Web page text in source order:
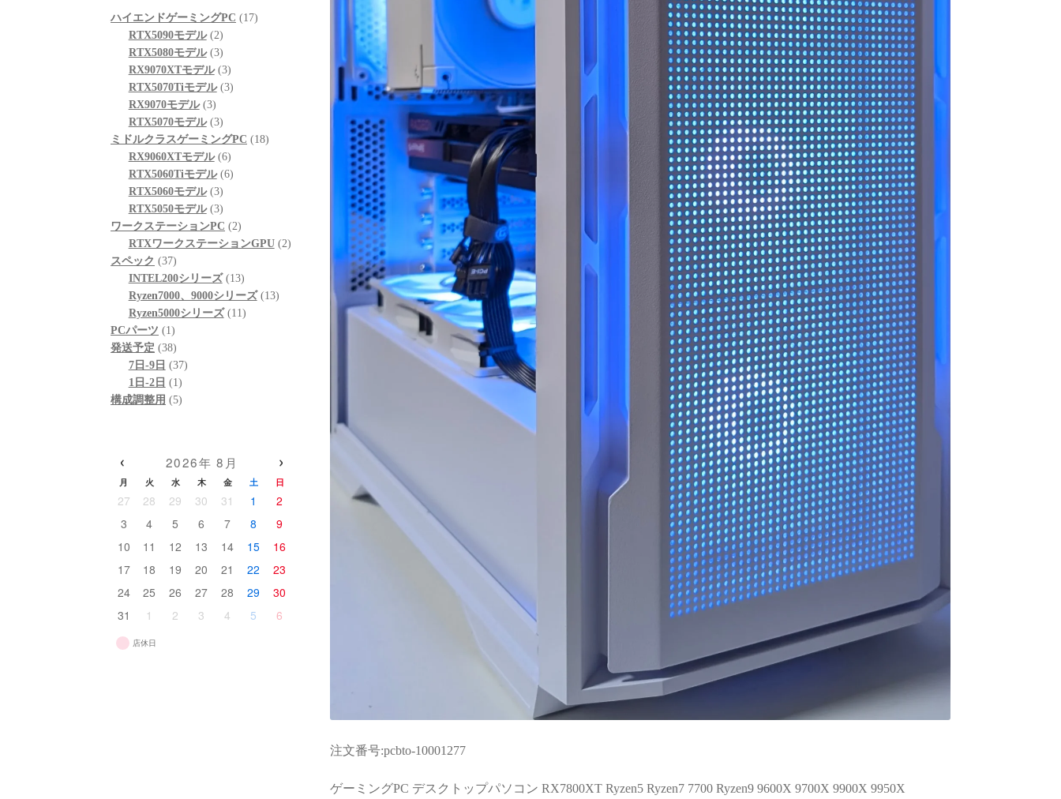
注文番号:pcbto-10001277
ゲーミングPC デスクトップパソコン RX7800XT Ryzen5 Ryzen7 7700 Ryzen9 9600X 9700X 9900X 9950X
プとして入りそうです。
がる思いで相談したところ
「何か異常が見られた際
は、まずは当店に相談くだ
さい」と仰っていただき、
そのプロ意識の高さと責任
感に深く感動しました！
修理の発送から手元に戻る
まで、わずか1週間という神
速対応でした。
症状や再現性、原因の特定
次第によるとは思います
が、修理の過程で判明した
二次的な不具合があったに
も関わらず圧倒的なスピー
ド感で連休に間に合わせて
いただいたことに感謝しか
ありません。
(こちらから急いで欲しいと
依頼したわけではなかった
のですが、顧客の心境を察
した対応力、そのホスピタ
リティの高さにも感動)
こそ「売って終わり」では
なく、トラブルで困った時
に本気で寄り添ってくれて
信頼できるお店で買うべき
だと改めて痛感しました。
確かな技術力と顧客に寄り
添った姿勢は、まさにプロ
そのものです。
(購入時の構成相談の段階か
と知識量には脱帽するばか
く的確なアドバイスをいた
だけて非常に助かりまし
た！
(良い意味で変態と言うアレ
ること、症状が出ている
10Gbps対応ポートがAMD
CPU側のUSBコントローラ
ーに接続されている可能性
があることなど、マザーボ
ードの仕様やUSBコントロ
ーラーの違いまで踏み込ん
で説明していただきまし
また、外付けHDDケース側
の仕様やメーカー見解、
USB規格の違い、5Gbpsと
10Gbpsの帯域差、HDDの実
効速度、ケーブル品質や相
性の可能性まで、非常に専
門的かつ分かりやすく整理
していただきました。結果
として、PC本体の故障では
なく、特定の外付けHDDケ
ースとUSBポートの組み合
わせによる相性の可能性が
高いことが分かり、安心し
て使用を続けられるように
なりました。
こちらの質問に対しても毎
回丁寧に返信してくださ
り、必要に応じてメーカー
確認の進め方や追加で確認
すべき内容まで案内してい
ただけました。購入後のト
ラブル相談にも真摯に対応
してくださる、非常に信頼
PC本体の構成・価格だけで
すすめできます。
かなと思ったらそちらから
探してみるのもいいかもし
れません。
梱包は丁寧でPCには傷や汚
れは一切ありません。ネッ
ト回線があればすぐに使用
できたのでゲームにログイ
ンできて助かりました。
PC本体だけを買い替えたい
という人にはオススメで
す。設置やセットアップ、
周辺パーツの購入、電話で
のアフターサービスなどと
にかく一から十までおまか
せしたい人には向かないと
思います。
今後また買い換えることが
あればこちらのお店を利用
したいです。
などが分かりやすく明記さ
れているので選ぶうえでの
参考にもしやすかったで
す！
また、気になる点などはLINE
での連絡が可能なので個別
での相談も受け付けてくれ
ます！
こちらでのリピ買いやアッ
プグレードされてる方も多
いみたいなので私も次回も
こちらで購入しようと思っ
ています
総合的にとても満足できる
お買い物でした
ハイエンドゲーミングPC 1717
RTX5090モデル 22
個
の
商
RTX5080モデル 33
個
の
品
RX9070XTモデル 33
個
品
RTX5070Tiモデル 33
商
品
RX9070モデル 33
個
の
商
品
RTX5070モデル 33
個
の
商
品
ミドルクラスゲーミングPC 1818
RX9060XTモデル 66
個
品
RTX5060Tiモデル 66
商
品
RTX5060モデル 33
個
の
商
RTX5050モデル 33
個
の
品
ワークステーションPC 22
個
商
品
RTXワークステーションGPU 22
スペック 3737
個
の
商
品
INTEL200シリーズ 1313
個
の
Ryzen7000、9000シリーズ 1313
Ryzen5000シリーズ 1111
PCパーツ 11
個
の
商
品
発送予定 3838
個
の
商
7日-9日 3737
1日-2日 11
個
構成調整用 55
品
‹ 2026年 8月 ›
月 火 水 木 金 土 日
27 28 29 30 31 1
2
3
4 5 6 7 8
9
10
11 12 13 14 15
16
17
18 19 20 21 22
23
24
25 26 27 28 29
30
31
1 2 3 4 5 6
店休日